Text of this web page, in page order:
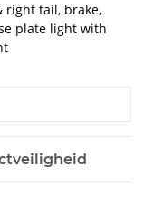
right tail, brake,
plate light with